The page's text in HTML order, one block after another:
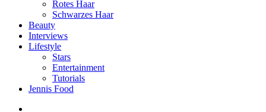
Rotes Haar
Schwarzes Haar
Beauty
Interviews
Lifestyle
Stars
Entertainment
Tutorials
Jennis Food